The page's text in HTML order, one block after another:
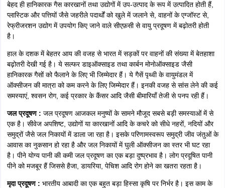
बेहद ही हानिकारक गैस कारखानों तथा उद्योगों में उप-उत्पाद के रूप में उत्पादित होती हैं,
प्लास्टिक और पत्तियों जैसे जहरीले पदार्थों को खुले में जलाने से, वाहनों के एग्जॉस्ट से,
रेफ्रीजरशन उद्योग में उपयोग किए जाने वाले सीएफ़सी से वायु प्रदूषण में बढ़ोतरी होती
है।
हाल के दशक में बेहतर आय की वजह से भारत में सड़कों पर वाहनों की संख्या में बेतहाशा
बढ़ोतरी देखी गई है। ये सल्फर डाइऑक्साइड तथा कार्बन मोनोऑक्साइड जैसी
हानिकारक गैसों को फैलाने के लिए भी जिम्मेदार हैं। ये गैसें पृथ्वी के वायुमंडल में
ऑक्सीजन की मात्रा को कम करने के लिए जिम्मेदार हैं। इनकी वजह से सांस लेने की कई
समस्याएं, श्वसन रोग, कई प्रकार के कैंसर आदि जैसी बीमारियाँ तेजी से पनप रही हैं।
जल प्रदूषण : जल प्रदूषण आजकल मनुष्यों के सामने मौजूद सबसे बड़ी समस्याओं में से
एक है। सीवेज अपशिष्ट, उद्योगों या कारखानों आदि के कचरे को सीधे नहरों, नदियों और
समुद्रों जैसे जल निकायों में डाला जा रहा है। इसके परिणामस्वरूप समुद्री जीव जंतुओं के
आवास का नुकसान हो रहा है और जल निकायों में घुली ऑक्सीजन का स्तर भी घट रहा
है। पीने योग्य पानी की कमी जल प्रदूषण का एक बड़ा दुष्प्रभाव है। लोग प्रदूषित पानी
पीने को मजबूर हैं जिससे हैजा, डायरिया, पेचिश आदि रोग होने का खतरा रहता है।
मृदा प्रदूषण : भारतीय आबादी का एक बहुत बड़ा हिस्सा कृषि पर निर्भर है। इस काम के